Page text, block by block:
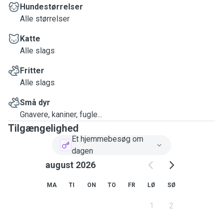
Hundestørrelser
Alle størrelser
Katte
Alle slags
Fritter
Alle slags
Små dyr
Gnavere, kaniner, fugle...
Tilgængelighed
Et hjemmebesøg om
dagen
august 2026
MA TI ON TO FR LØ SØ
1 2